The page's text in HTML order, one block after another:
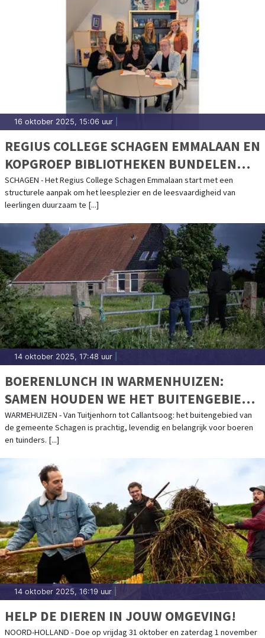
16 oktober 2025, 15:06 uur
REGIUS COLLEGE SCHAGEN EMMALAAN EN
KOPGROEP BIBLIOTHEKEN BUNDELEN
KRACHTEN VOOR LEESPLEZIER EN
LEESVAARDIGHEID
SCHAGEN - Het Regius College Schagen Emmalaan start met een
structurele aanpak om het leesplezier en de leesvaardigheid van
leerlingen duurzaam te [...]
14 oktober 2025, 17:48 uur
BOERENLUNCH IN WARMENHUIZEN:
SAMEN HOUDEN WE HET BUITENGEBIED
VEILIG
WARMEHUIZEN - Van Tuitjenhorn tot Callantsoog: het buitengebied van
de gemeente Schagen is prachtig, levendig en belangrijk voor boeren
en tuinders. [...]
14 oktober 2025, 16:19 uur
HELP DE DIEREN IN JOUW OMGEVING!
NOORD-HOLLAND - Doe op vrijdag 31 oktober en zaterdag 1 november